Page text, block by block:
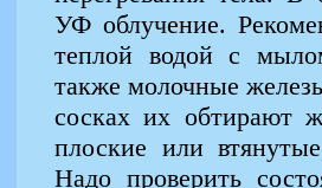
УФ облучение.
теплой водой с
также молочные
сосках их обтирают
плоские или
Надо проверить